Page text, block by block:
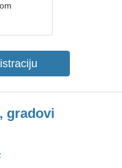
gradovi